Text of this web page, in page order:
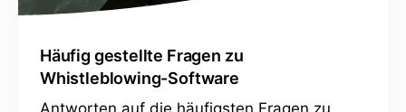
Häufig gestellte Fragen zu
Whistleblowing-Software
Antworten auf die häufigsten Fragen zu